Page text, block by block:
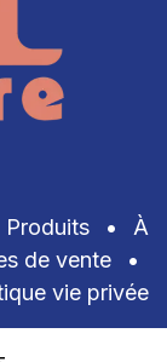
Produits •
À
de vente
•
vie privée